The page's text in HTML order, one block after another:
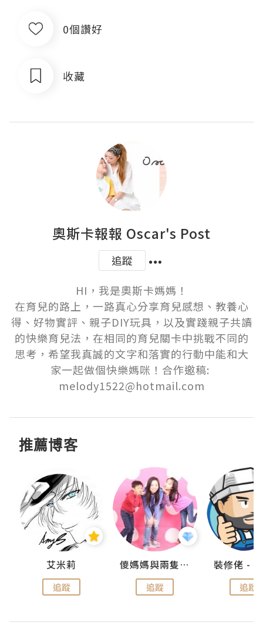
0個讚好
收藏
奧斯卡報報 Oscar's Post
追蹤
HI，我是奧斯卡媽媽！
在育兒的路上，一路真心分享育兒感想、教養心
得、好物實評、親子DIY玩具，以及實踐親子共讀
的快樂育兒法，在相同的育兒關卡中挑戰不同的
思考，希望我真誠的文字和落實的行動中能和大
家一起做個快樂媽咪！合作邀稿:
melody1522@hotmail.com
推薦博客
艾米莉
追蹤
儍媽媽與兩隻小魔怪之家
追蹤 追蹤